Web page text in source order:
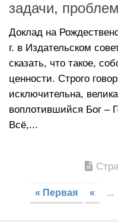
задачи,
Доклад на
г. в Издательском
сказать, что такое,
ценности. Строго
исключительна,
воплотившийся Бог –
Всё,...
« Первая « ...